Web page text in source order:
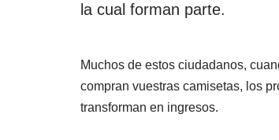
la cual forman parte.
Muchos de estos ciudadanos,
compran vuestras camisetas, los
transforman en ingresos.